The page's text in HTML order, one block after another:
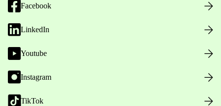
Facebook
LinkedIn
Youtube
Instagram
TikTok